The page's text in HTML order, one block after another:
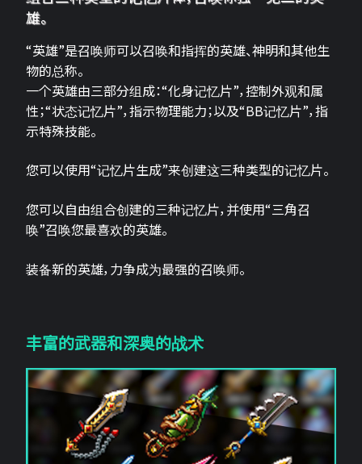
雄。
“英雄”是召唤师可以召唤和指挥的英雄、神明和其他生
物的总称。
一个英雄由三部分组成：“化身记忆片”，控制外观和属
性；“状态记忆片”，指示物理能力；以及“BB记忆片”，指
示特殊技能。
您可以使用“记忆片生成”来创建这三种类型的记忆片。
您可以自由组合创建的三种记忆片，并使用“三角召
唤”召唤您最喜欢的英雄。
装备新的英雄，力争成为最强的召唤师。
丰富的武器和深奥的战术